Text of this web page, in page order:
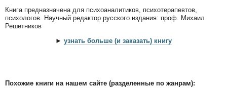
Книга предназначена для психоаналитиков, психотерапевтов,
психологов. Научный редактор русского издания: проф. Михаил
Решетников
► узнать больше (и заказать) книгу
Похожие книги на нашем сайте (разделенные по жанрам):